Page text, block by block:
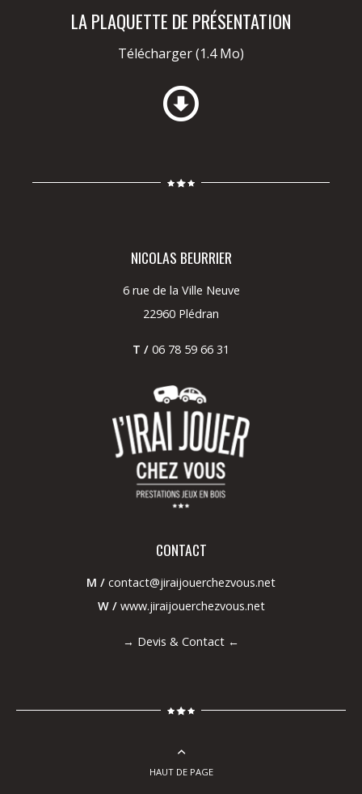
LA PLAQUETTE DE PRÉSENTATION
Télécharger(1.4 Mo)
NICOLAS BEURRIER
6 rue de la Ville Neuve
22960 Plédran
T / 06 78 59 66 31
CONTACT
M / contact@jiraijouerchezvous.net
W / www.jiraijouerchezvous.net
→ Devis & Contact ←
HAUT DE PAGE